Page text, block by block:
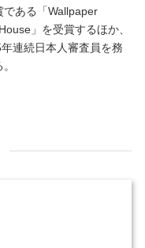
である「Wallpaper
」を受賞するほか、
連続日本人審査員を務